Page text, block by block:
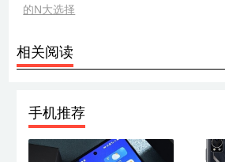
的N大选择
相关阅读
手机推荐